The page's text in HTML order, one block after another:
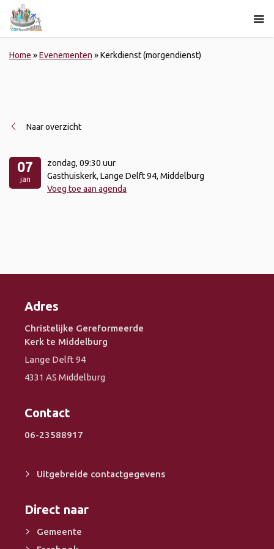
Home »Evenementen »Kerkdienst (morgendienst)
Naar overzicht
07
jan
zondag, 09:30 uur
Gasthuiskerk, Lange Delft 94, Middelburg
Voeg toe aan agenda
Adres
Christelijke Gereformeerde
Kerk te Middelburg
Lange Delft 94
4331 AS Middelburg
Contact
06-23588917
Uitgebreide contactgegevens
Direct naar
Gemeente